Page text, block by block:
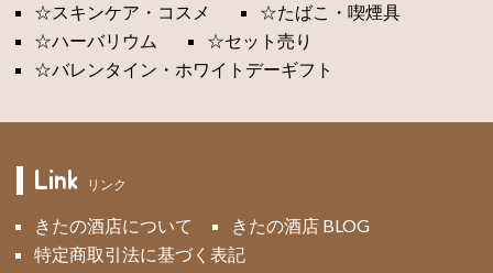
☆スキンケア・コスメ
☆たばこ・喫煙具
☆ハーバリウム
☆セット売り
☆バレンタイン・ホワイトデーギフト
Link リンク
きたの酒店について
きたの酒店 BLOG
特定商取引法に基づく表記